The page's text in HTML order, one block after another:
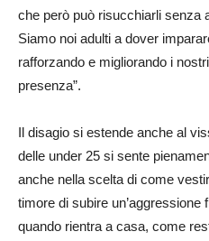
che però può risucchiarli senza
Siamo noi adulti a dover
rafforzando e migliorando i
presenza”.
Il disagio si estende anche al
delle under 25 si sente
anche nella scelta di come
timore di subire un’aggressione
quando rientra a casa, come